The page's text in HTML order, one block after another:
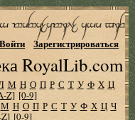
RoyalLib.com
Войти Зарегистрироваться
М Н О П Р С Т У Ф Х Ц
Z] [0-9]
М Н О П Р С Т У Ф Х Ц Ч
[0-9]